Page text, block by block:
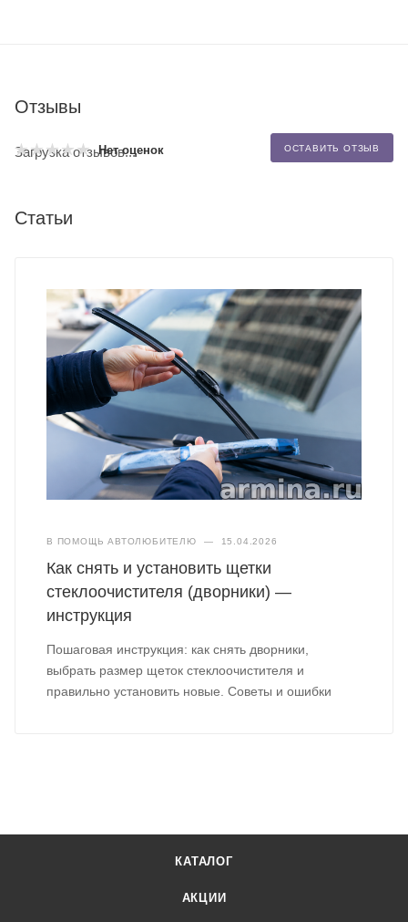
Отзывы
Нет оценок ОСТАВИТЬ ОТЗЫВ
Загрузка отзывов...
Статьи
В ПОМОЩЬ АВТОЛЮБИТЕЛЮ — 15.04.2026
Как снять и установить щетки
стеклоочистителя (дворники) —
инструкция
Пошаговая инструкция: как снять дворники,
выбрать размер щеток стеклоочистителя и
правильно установить новые. Советы и ошибки
КАТАЛОГ
АКЦИИ